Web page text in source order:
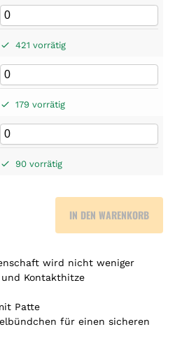
421 vorrätig
179 vorrätig
90 vorrätig
IN DEN WARENKORB
wird nicht weniger
Kontakthitze
Patte
für einen sicheren